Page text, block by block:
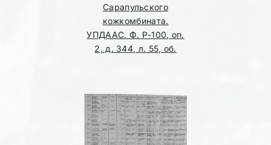
Сарапульского
кожкомбината.
УПДААС. Ф. Р-100, оп.
2, д. 344, л. 55, об.